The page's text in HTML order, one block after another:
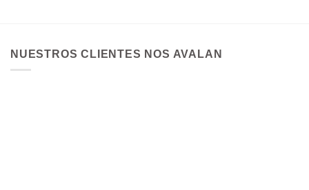
NUESTROS CLIENTES NOS AVALAN